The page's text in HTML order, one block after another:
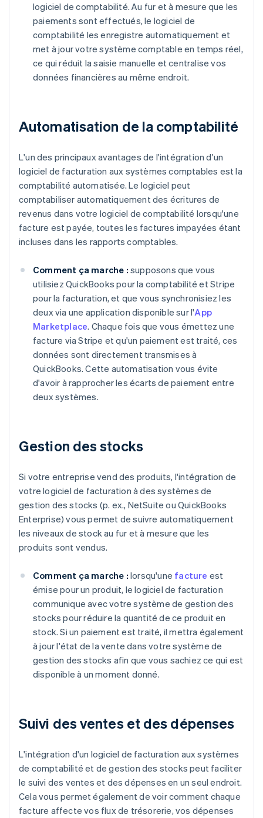
logiciel de comptabilité. Au fur et à mesure que les
paiements sont effectués, le logiciel de
comptabilité les enregistre automatiquement et
met à jour votre système comptable en temps réel,
ce qui réduit la saisie manuelle et centralise vos
données financières au même endroit.
Automatisation de la comptabilité
L'un des principaux avantages de l'intégration d'un
logiciel de facturation aux systèmes comptables est la
comptabilité automatisée. Le logiciel peut
comptabiliser automatiquement des écritures de
revenus dans votre logiciel de comptabilité lorsqu'une
facture est payée, toutes les factures impayées étant
incluses dans les rapports comptables.
Comment ça marche : supposons que vous
utilisiez QuickBooks pour la comptabilité et Stripe
pour la facturation, et que vous synchronisiez les
deux via une application disponible sur l'App
Marketplace. Chaque fois que vous émettez une
facture via Stripe et qu'un paiement est traité, ces
données sont directement transmises à
QuickBooks. Cette automatisation vous évite
d'avoir à rapprocher les écarts de paiement entre
deux systèmes.
Gestion des stocks
Si votre entreprise vend des produits, l'intégration de
votre logiciel de facturation à des systèmes de
gestion des stocks (p. ex., NetSuite ou QuickBooks
Enterprise) vous permet de suivre automatiquement
les niveaux de stock au fur et à mesure que les
produits sont vendus.
Comment ça marche : lorsqu'une facture est
émise pour un produit, le logiciel de facturation
communique avec votre système de gestion des
stocks pour réduire la quantité de ce produit en
stock. Si un paiement est traité, il mettra également
à jour l'état de la vente dans votre système de
gestion des stocks afin que vous sachiez ce qui est
disponible à un moment donné.
Suivi des ventes et des dépenses
L'intégration d'un logiciel de facturation aux systèmes
de comptabilité et de gestion des stocks peut faciliter
le suivi des ventes et des dépenses en un seul endroit.
Cela vous permet également de voir comment chaque
facture affecte vos flux de trésorerie, vos dépenses